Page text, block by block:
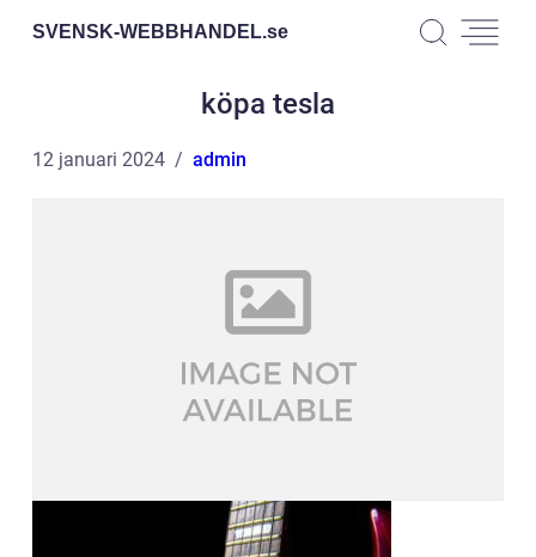
SVENSK-WEBBHANDEL.se
köpa tesla
12 januari 2024 admin